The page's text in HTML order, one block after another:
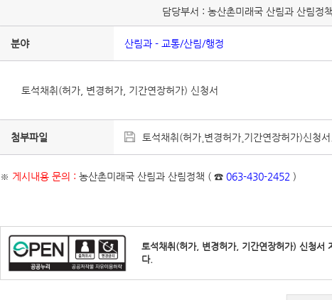
담당부서 : 농산촌미래국 산림과 산림정책
분야 산림과 - 교통/산림/행정
토석채취(허가, 변경허가, 기간연장허가) 신청서
첨부파일 토석채취(허가¸변경허가¸기간연장허가)신청
※ 게시내용 문의 : 농산촌미래국 산림과 산림정책 ( ☎ 063-430-2452 )
토석채취(허가, 변경허가, 기간연장허가) 신청서
다.